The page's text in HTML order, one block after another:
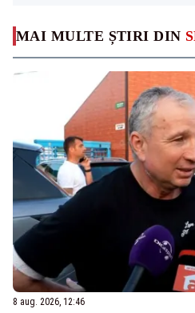
MAI MULTE ȘTIRI DIN
8 aug. 2026, 12:46